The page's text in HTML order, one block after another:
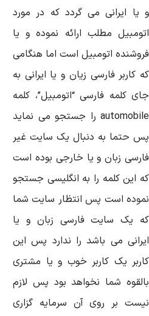
یا ایرانی می گردد که در مورد
مطلب ارائه نموده و یا
اتومبیل است اما هنگامی
کاربر فارسی زیان و یا ایرانی به
کلمه فارسی “اتومبیل”، کلمه
automobile را جستجو می نماید
حتما به دنبال یک سایت غیر
زبان و یا خارجی بوده است
این کلمه را به انگلیسی جستجو
است پس انتظار سایت شما
یک سایت فارسی زبان و یا
می باشد را ندارد پس این
یک کاربر خوب و یا مشتری
شما نخواهد بود پس لازم
بر روی آن سرمایه گزاری